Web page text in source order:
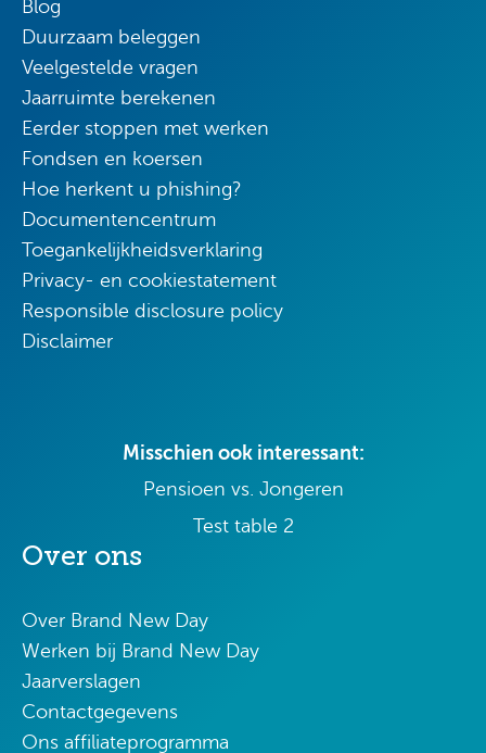
Blog
Duurzaam beleggen
Veelgestelde vragen
Jaarruimte berekenen
Eerder stoppen met werken
Fondsen en koersen
Hoe herkent u phishing?
Documentencentrum
Toegankelijkheidsverklaring
Privacy- en cookiestatement
Responsible disclosure policy
Disclaimer
Misschien ook interessant:
Pensioen vs. Jongeren
Test table 2
Over ons
Over Brand New Day
Werken bij Brand New Day
Jaarverslagen
Contactgegevens
Ons affiliateprogramma